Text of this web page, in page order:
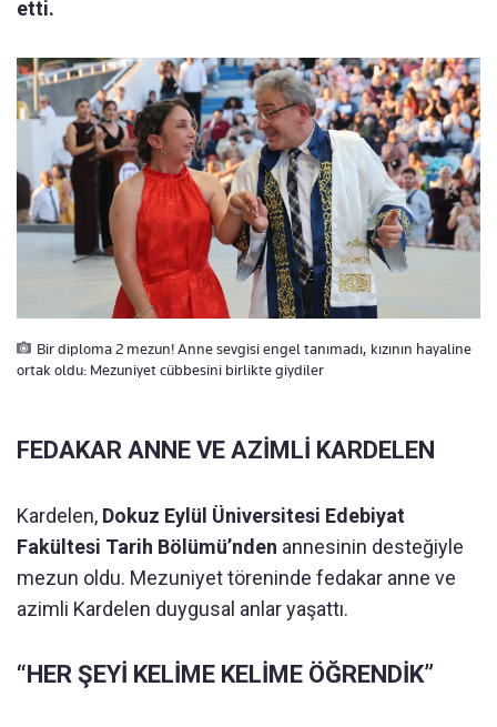
etti.
Bir diploma 2 mezun! Anne sevgisi engel tanımadı, kızının hayaline
ortak oldu: Mezuniyet cübbesini birlikte giydiler
FEDAKAR ANNE VE AZİMLİ KARDELEN
Kardelen, Dokuz Eylül Üniversitesi Edebiyat
Fakültesi Tarih Bölümü’nden annesinin desteğiyle
mezun oldu. Mezuniyet töreninde fedakar anne ve
azimli Kardelen duygusal anlar yaşattı.
“HER ŞEYİ KELİME KELİME ÖĞRENDİK”